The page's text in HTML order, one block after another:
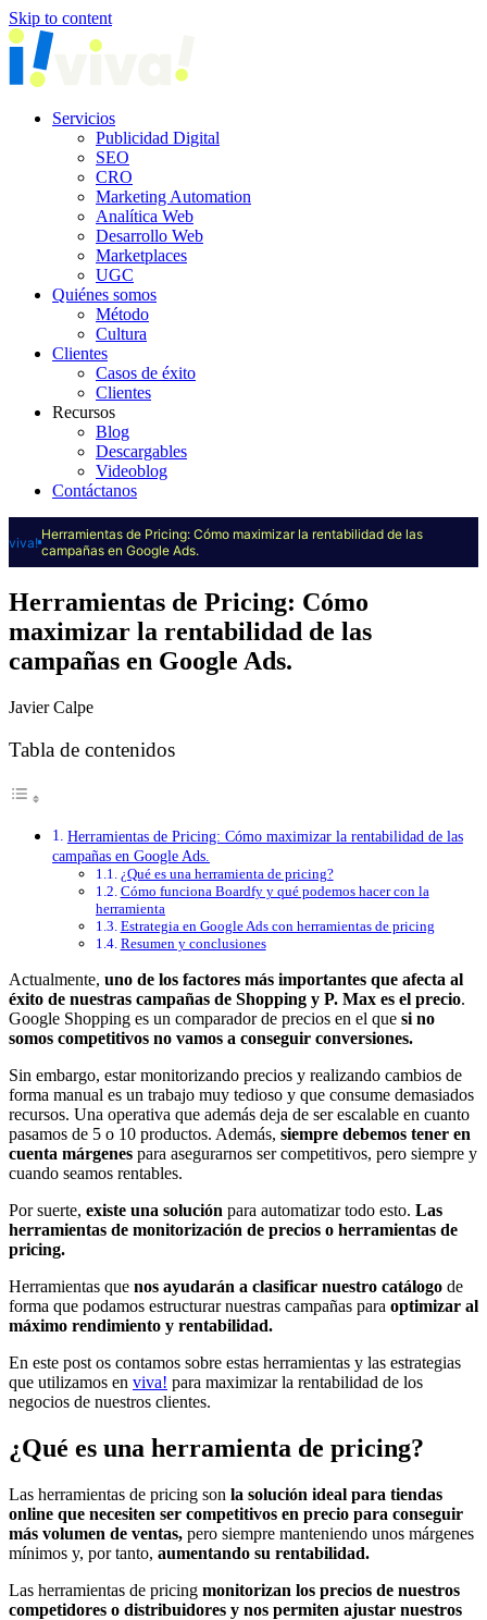
Skip to content
Servicios
Publicidad Digital
SEO
CRO
Marketing Automation
Analítica Web
Desarrollo Web
Marketplaces
UGC
Quiénes somos
Método
Cultura
Clientes
Casos de éxito
Clientes
Recursos
Blog
Descargables
Videoblog
Contáctanos
viva! Herramientas de Pricing: Cómo maximizar la rentabilidad de las
campañas en Google Ads.
Herramientas de Pricing: Cómo
maximizar la rentabilidad de las
campañas en Google Ads.
Javier Calpe
Tabla de contenidos
Herramientas de Pricing: Cómo maximizar la rentabilidad de las
campañas en Google Ads.
¿Qué es una herramienta de pricing?
Cómo funciona Boardfy y qué podemos hacer con la
herramienta
Estrategia en Google Ads con herramientas de pricing
Resumen y conclusiones
Actualmente, uno de los factores más importantes que afecta al
éxito de nuestras campañas de Shopping y P. Max es el precio.
Google Shopping es un comparador de precios en el que si no
somos competitivos no vamos a conseguir conversiones.
Sin embargo, estar monitorizando precios y realizando cambios de
forma manual es un trabajo muy tedioso y que consume demasiados
recursos. Una operativa que además deja de ser escalable en cuanto
pasamos de 5 o 10 productos. Además, siempre debemos tener en
cuenta márgenes para asegurarnos ser competitivos, pero siempre y
cuando seamos rentables.
Por suerte, existe una solución para automatizar todo esto. Las
herramientas de monitorización de precios o herramientas de
pricing.
Herramientas que nos ayudarán a clasificar nuestro catálogo de
forma que podamos estructurar nuestras campañas para optimizar al
máximo rendimiento y rentabilidad.
En este post os contamos sobre estas herramientas y las estrategias
que utilizamos en viva! para maximizar la rentabilidad de los
negocios de nuestros clientes.
¿Qué es una herramienta de pricing?
Las herramientas de pricing son la solución ideal para tiendas
online que necesiten ser competitivos en precio para conseguir
más volumen de ventas, pero siempre manteniendo unos márgenes
mínimos y, por tanto, aumentando su rentabilidad.
Las herramientas de pricing monitorizan los precios de nuestros
competidores o distribuidores y nos permiten ajustar nuestros